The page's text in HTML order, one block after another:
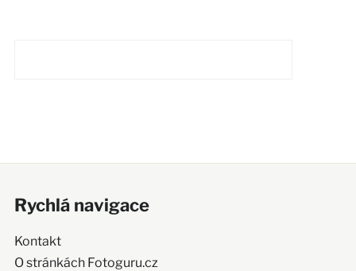
Rychlá navigace
Kontakt
O stránkách Fotoguru.cz